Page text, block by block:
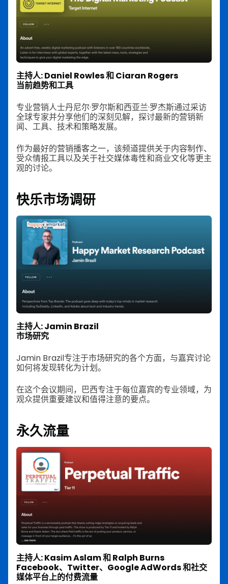
主持人: Daniel Rowles 和 Ciaran Rogers
当前趋势和工具
专业营销人士丹尼尔·罗尔斯和西亚兰·罗杰斯通过采访
全球专家并分享他们的深刻见解，探讨最新的营销新
闻、工具、技术和策略发展。
作为最好的营销播客之一，该频道提供关于内容制作、
受众情报工具以及关于社交媒体毒性和商业文化等更主
观的讨论。
快乐市场调研
主持人: Jamin Brazil
市场研究
Jamin Brazil专注于市场研究的各个方面，与嘉宾讨论
如何将发现转化为计划。
在这个会议期间，巴西专注于每位嘉宾的专业领域，为
观众提供重要建议和值得注意的要点。
永久流量
主持人: Kasim Aslam 和 Ralph Burns
Facebook、Twitter、Google AdWords 和社交
媒体平台上的付费流量